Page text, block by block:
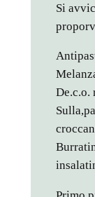
Si
De.c.o.